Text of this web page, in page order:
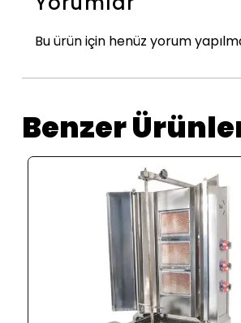
Bu ürün için henüz yorum
Benzer